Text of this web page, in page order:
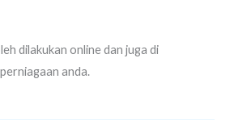
dilakukan online dan juga di
anda.